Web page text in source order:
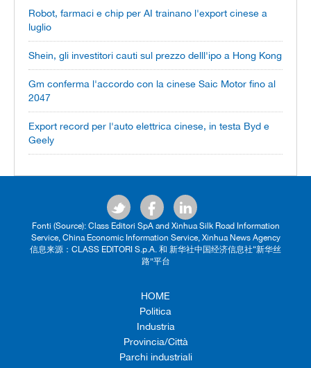
Robot, farmaci e chip per AI trainano l'export cinese a
luglio
Shein, gli investitori cauti sul prezzo delll'ipo a Hong Kong
Gm conferma l'accordo con la cinese Saic Motor fino al
2047
Export record per l'auto elettrica cinese, in testa Byd e
Geely
Fonti (Source): Class Editori SpA and Xinhua Silk Road Information
Service, China Economic Information Service, Xinhua News Agency
信息来源：CLASS EDITORI S.p.A. 和 新华社中国经济信息社“新华丝
路”平台
HOME
Politica
Industria
Provincia/Città
Parchi industriali